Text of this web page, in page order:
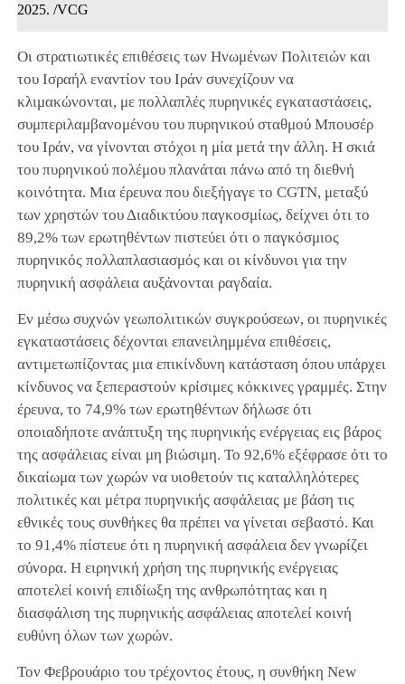
2025. /VCG
Οι στρατιωτικές επιθέσεις των Ηνωμένων Πολιτειών και
του Ισραήλ εναντίον του Ιράν συνεχίζουν να
κλιμακώνονται, με πολλαπλές πυρηνικές εγκαταστάσεις,
συμπεριλαμβανομένου του πυρηνικού σταθμού Μπουσέρ
του Ιράν, να γίνονται στόχοι η μία μετά την άλλη. Η σκιά
του πυρηνικού πολέμου πλανάται πάνω από τη διεθνή
κοινότητα. Μια έρευνα που διεξήγαγε το CGTN, μεταξύ
των χρηστών του Διαδικτύου παγκοσμίως, δείχνει ότι το
89,2% των ερωτηθέντων πιστεύει ότι ο παγκόσμιος
πυρηνικός πολλαπλασιασμός και οι κίνδυνοι για την
πυρηνική ασφάλεια αυξάνονται ραγδαία.
Εν μέσω συχνών γεωπολιτικών συγκρούσεων, οι πυρηνικές
εγκαταστάσεις δέχονται επανειλημμένα επιθέσεις,
αντιμετωπίζοντας μια επικίνδυνη κατάσταση όπου υπάρχει
κίνδυνος να ξεπεραστούν κρίσιμες κόκκινες γραμμές. Στην
έρευνα, το 74,9% των ερωτηθέντων δήλωσε ότι
οποιαδήποτε ανάπτυξη της πυρηνικής ενέργειας εις βάρος
της ασφάλειας είναι μη βιώσιμη. Το 92,6% εξέφρασε ότι το
δικαίωμα των χωρών να υιοθετούν τις καταλληλότερες
πολιτικές και μέτρα πυρηνικής ασφάλειας με βάση τις
εθνικές τους συνθήκες θα πρέπει να γίνεται σεβαστό. Και
το 91,4% πίστευε ότι η πυρηνική ασφάλεια δεν γνωρίζει
σύνορα. Η ειρηνική χρήση της πυρηνικής ενέργειας
αποτελεί κοινή επιδίωξη της ανθρωπότητας και η
διασφάλιση της πυρηνικής ασφάλειας αποτελεί κοινή
ευθύνη όλων των χωρών.
Τον Φεβρουάριο του τρέχοντος έτους, η συνθήκη New